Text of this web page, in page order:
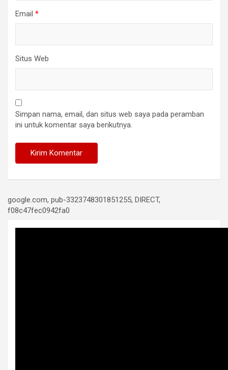
Email *
Situs Web
Simpan nama, email, dan situs web saya pada peramban
ini untuk komentar saya berikutnya.
google.com, pub-3323748301851255, DIRECT,
f08c47fec0942fa0